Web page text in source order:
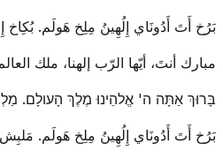
بَرُخ أَتَ أَدُونَاي إِلُهِينُ مِلِخ هَولَم. بُكِاخ
مبارك أنتَ، أيّها الرّب إلهنا، ملك
בָּרוּךְ אַתָּה ה' אֱלהֵינוּ מֶלֶךְ הָעולָם.
بَرُخ أَتَ أَدُونَاي إِلُهِينُ مِلِخ هَولَم.